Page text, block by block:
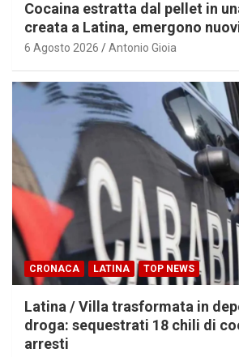
Cocaina estratta dal pellet in
creata a Latina, emergono
6 Agosto 2026 Antonio Gioia
CRONACA LATINA TOP NEWS
Latina / Villa trasformata in
droga: sequestrati 18 chili di
arresti